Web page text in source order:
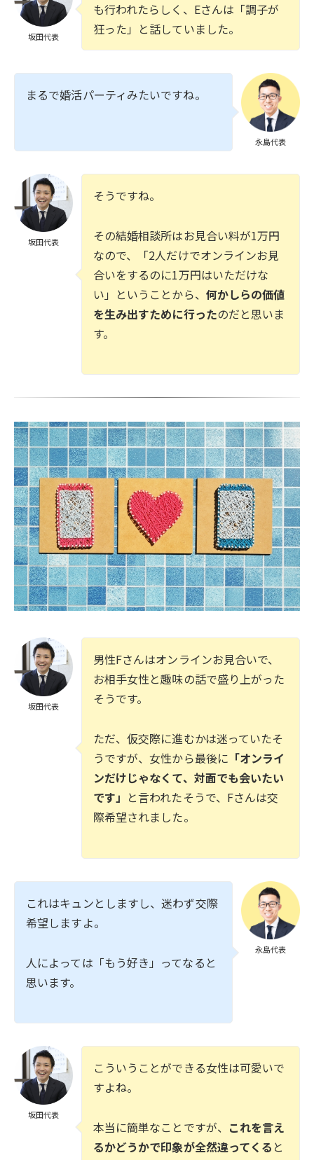
坂田代表
も行われたらしく、Eさんは「調子が
狂った」と話していました。
永島代表
まるで婚活パーティみたいですね。
坂田代表
そうですね。
その結婚相談所はお見合い料が1万円
なので、「2人だけでオンラインお見
合いをするのに1万円はいただけな
い」ということから、 何かしらの価値
を生み出すために行ったのだと思いま
す。
坂田代表
男性Fさんはオンラインお見合いで、
お相手女性と趣味の話で盛り上がった
そうです。
ただ、仮交際に進むかは迷っていたそ
うですが、女性から最後に 「オンライ
ンだけじゃなくて、対面でも会いたい
です」 と言われたそうで、Fさんは交
際希望されました。
永島代表
これはキュンとしますし、迷わず交際
希望しますよ。
人によっては「もう好き」ってなると
思います。
坂田代表
こういうことができる女性は可愛いで
すよね。
本当に簡単なことですが、 これを言え
るかどうかで印象が全然違ってくる と